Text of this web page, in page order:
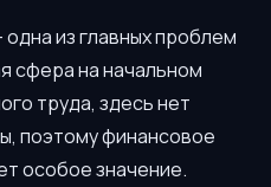
из главных проблем
сфера на начальном
труда, здесь нет
поэтому финансовое
особое значение.